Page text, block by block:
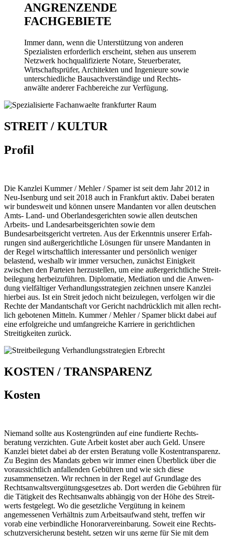
ANGRENZENDE
FACHGEBIETE
Immer dann, wenn die Unter­stützung von anderen
Spezialisten erforderlich erscheint, stehen aus unserem
Netzwerk hoch­qualifizierte Notare, Steuer­berater,
Wirtschafts­prüfer, Archi­tekten und Ingenieure sowie
unter­schiedliche Bau­sach­verständige und Rechts­
anwälte anderer Fach­bereiche zur Verfügung.
STREIT / KULTUR
Profil
Die Kanzlei Kummer / Mehler / Spamer ist seit dem Jahr 2012 in
Neu-Isenburg und seit 2018 auch in Frank­furt aktiv. Dabei beraten
wir bundes­weit und können unsere Man­dan­ten vor allen deutschen
Amts- Land- und Ober­landes­gerichten sowie allen deutschen
Arbeits- und Landesarbeitsgerichten sowie dem
Bundesarbeitsgericht ver­treten. Aus der Erkennt­nis unserer Erfah­
rungen sind außer­gericht­liche Lös­ungen für unsere Man­dan­ten in
der Regel wirt­schaft­lich inte­res­san­ter und persön­lich weniger
belastend, weshalb wir immer versuchen, zunächst Einig­keit
zwischen den Parteien her­zu­stellen, um eine außer­gericht­liche Streit­
bei­legung her­bei­zu­führen. Diplo­matie, Media­tion und die Anwen­
dung viel­fäl­tiger Ver­hand­lungs­strategien zeichnen unsere Kanzlei
hier­bei aus. Ist ein Streit jedoch nicht bei­zulegen, ver­folgen wir die
Rechte der Mandant­schaft vor Gericht nach­drück­lich mit allen recht­
lich gebotenen Mitteln. Kummer / Mehler / Spamer blickt dabei auf
eine erfolg­reiche und umfang­reiche Karriere in gericht­lichen
Streitig­keiten zurück.
KOSTEN / TRANSPARENZ
Kosten
Niemand sollte aus Kostengründen auf eine fundierte Rechts­
beratung verzichten. Gute Arbeit kostet aber auch Geld. Unsere
Kanzlei bietet dabei ab der ersten Beratung volle Kosten­transparenz.
Zu Beginn des Mandats geben wir immer einen Über­blick über die
vor­aussicht­lich anfallenden Gebühren und wie sich diese
zusammen­setzen. Wir rechnen in der Regel auf Grund­lage des
Rechts­anwalts­vergütungs­gesetzes ab. Dort werden die Gebühren für
die Tätig­keit des Rechts­anwalts abhängig von der Höhe des Streit­
werts fest­gelegt. Wo die gesetzliche Vergütung in keinem
angemessenen Verhältnis zum Arbeits­aufwand steht, treffen wir
vorab eine verbindliche Honorar­vereinbarung. Soweit eine Rechts­
schutz­versicherung besteht, setzen wir uns gerne für Sie mit dem